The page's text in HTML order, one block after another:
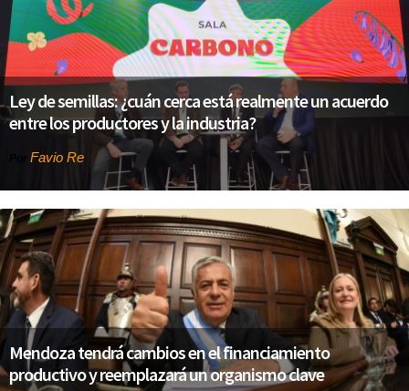
Ley de semillas: ¿cuán cerca está realmente un acuerdo
entre los productores y la industria?
Favio Re
Mendoza tendrá cambios en el financiamiento
productivo y reemplazará un organismo clave